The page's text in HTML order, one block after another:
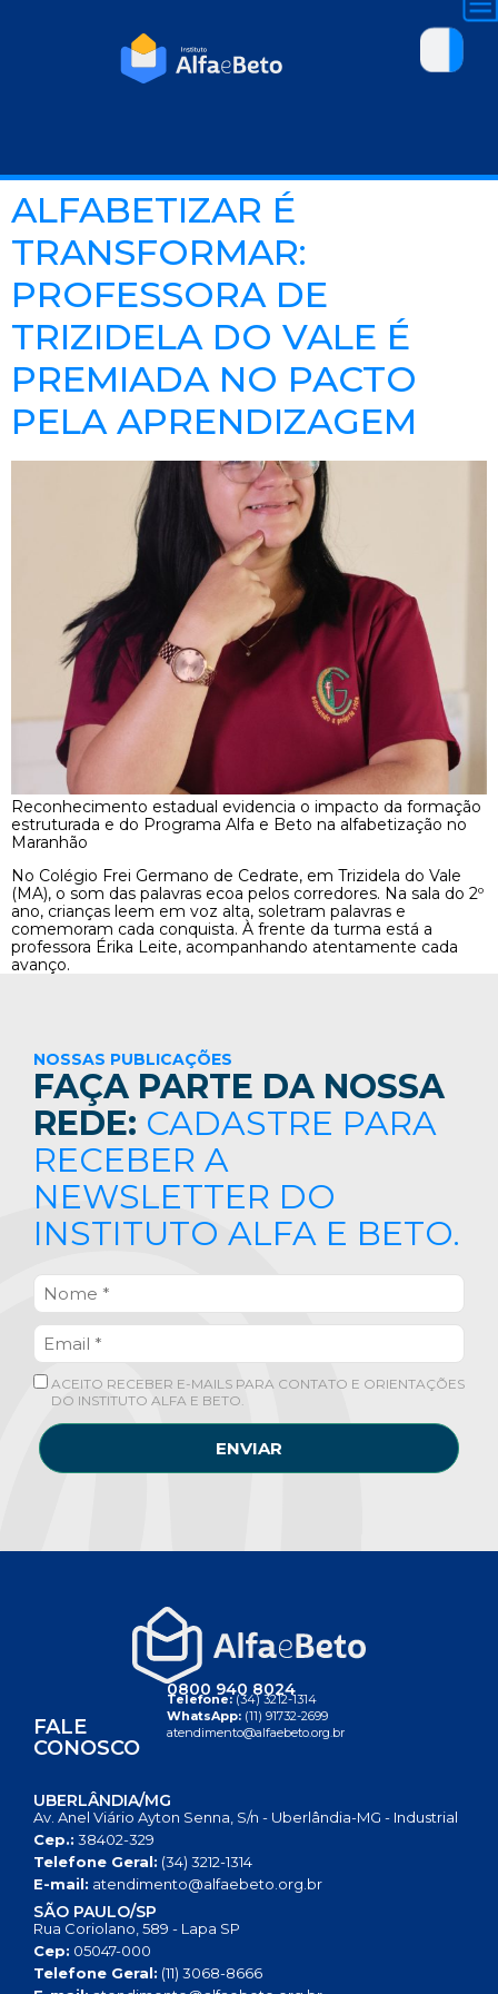
ALFABETIZAR É
TRANSFORMAR:
PROFESSORA DE
TRIZIDELA DO VALE É
PREMIADA NO PACTO
PELA APRENDIZAGEM
Reconhecimento estadual evidencia o impacto da formação
estruturada e do Programa Alfa e Beto na alfabetização no
Maranhão
No Colégio Frei Germano de Cedrate, em Trizidela do Vale
(MA), o som das palavras ecoa pelos corredores. Na sala do 2º
ano, crianças leem em voz alta, soletram palavras e
comemoram cada conquista. À frente da turma está a
professora Érika Leite, acompanhando atentamente cada
avanço.
NOSSAS PUBLICAÇÕES
FAÇA PARTE DA NOSSA
REDE: CADASTRE PARA
RECEBER A
NEWSLETTER DO
INSTITUTO ALFA E BETO.
ACEITO RECEBER E-MAILS PARA CONTATO E ORIENTAÇÕES
DO INSTITUTO ALFA E BETO.
ENVIAR
FALE
CONOSCO
0800 940 8024
Telefone:(34) 3212-1314
WhatsApp: (11) 91732-2699
atendimento@alfaebeto.org.br
UBERLÂNDIA/MG
Av. Anel Viário Ayton Senna, S/n - Uberlândia-MG - Industrial
Cep.: 38402-329
Telefone Geral: (34) 3212-1314
E-mail: atendimento@alfaebeto.org.br
SÃO PAULO/SP
Rua Coriolano, 589 - Lapa SP
Cep: 05047-000
Telefone Geral: (11) 3068-8666